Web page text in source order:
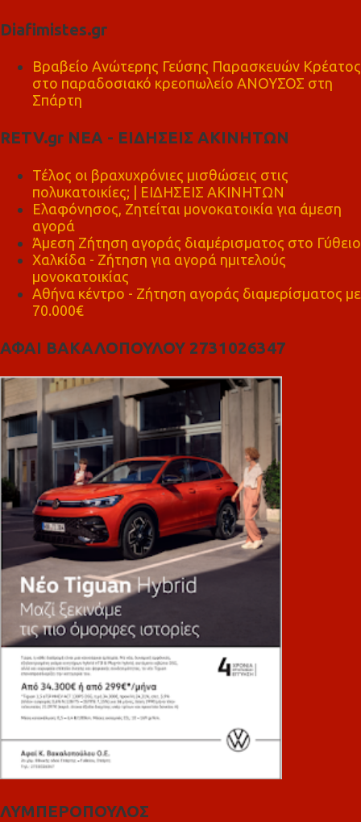
Diafimistes.gr
Βραβείο Ανώτερης Γεύσης Παρασκευών Κρέατος
στο παραδοσιακό κρεοπωλείο ΑΝΟΥΣΟΣ στη
Σπάρτη
RETV.gr ΝΕΑ - ΕΙΔΗΣΕΙΣ ΑΚΙΝΗΤΩΝ
Τέλος οι βραχυχρόνιες μισθώσεις στις
πολυκατοικίες; | ΕΙΔΗΣΕΙΣ ΑΚΙΝΗΤΩΝ
Ελαφόνησος, Ζητείται μονοκατοικία για άμεση
αγορά
Άμεση Ζήτηση αγοράς διαμέρισματος στο Γύθειο
Χαλκίδα - Ζήτηση για αγορά ημιτελούς
μονοκατοικίας
Αθήνα κέντρο - Ζήτηση αγοράς διαμερίσματος με
70.000€
ΑΦΑΙ ΒΑΚΑΛΟΠΟΥΛΟΥ 2731026347
ΛΥΜΠΕΡΟΠΟΥΛΟΣ